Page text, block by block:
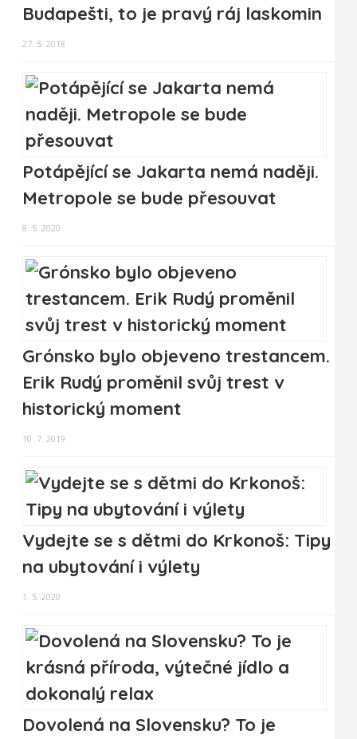
Budapešti, to je pravý ráj laskomin
27. 5. 2018
Potápějící se Jakarta nemá naději.
Metropole se bude přesouvat
8. 5. 2020
Grónsko bylo objeveno trestancem.
Erik Rudý proměnil svůj trest v
historický moment
10. 7. 2019
Vydejte se s dětmi do Krkonoš: Tipy
na ubytování i výlety
1. 5. 2020
Dovolená na Slovensku? To je